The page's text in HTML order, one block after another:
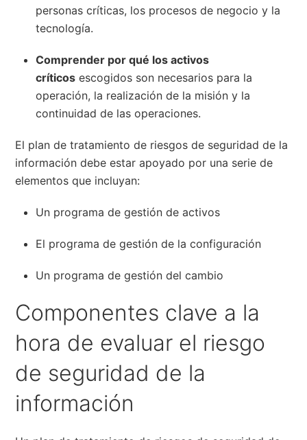
personas críticas, los procesos de negocio y la
tecnología.
Comprender por qué los activos
críticos escogidos son necesarios para la
operación, la realización de la misión y la
continuidad de las operaciones.
El plan de tratamiento de riesgos de seguridad de la
información debe estar apoyado por una serie de
elementos que incluyan:
Un programa de gestión de activos
El programa de gestión de la configuración
Un programa de gestión del cambio
Componentes clave a la
hora de evaluar el riesgo
de seguridad de la
información